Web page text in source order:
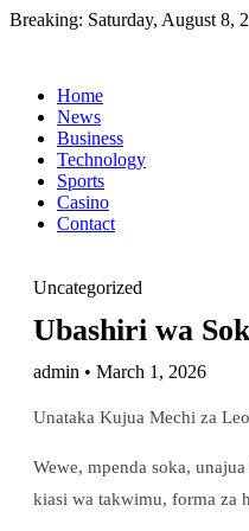
Breaking: Saturday, August 8,
Home
News
Business
Technology
Sports
Casino
Contact
Uncategorized
Ubashiri wa
admin • March 1, 2026
Unataka Kujua Mechi za
Wewe, mpenda soka,
kiasi wa takwimu, forma za